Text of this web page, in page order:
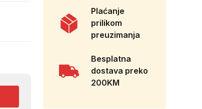
Plaćanje
prilikom
preuzimanja
Besplatna
dostava preko
200KM